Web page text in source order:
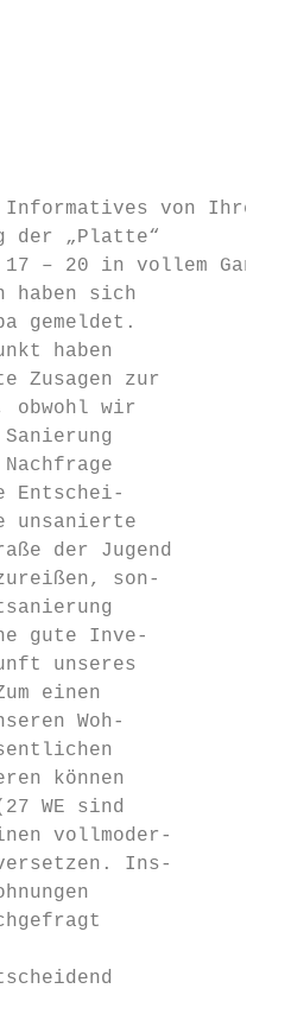
von Ihrer
der „Platte“
– 20 in vollem Gang
haben sich
gemeldet.
haben
Zusagen zur
obwohl wir
Entschei-
unsanierte
der Jugend
son-
gute Inve-
unseres
Zum einen
unseren Woh-
Wesentlichen
anderen können
(27 WE sind
vollmoder-
versetzen. Ins-
Wohnungen